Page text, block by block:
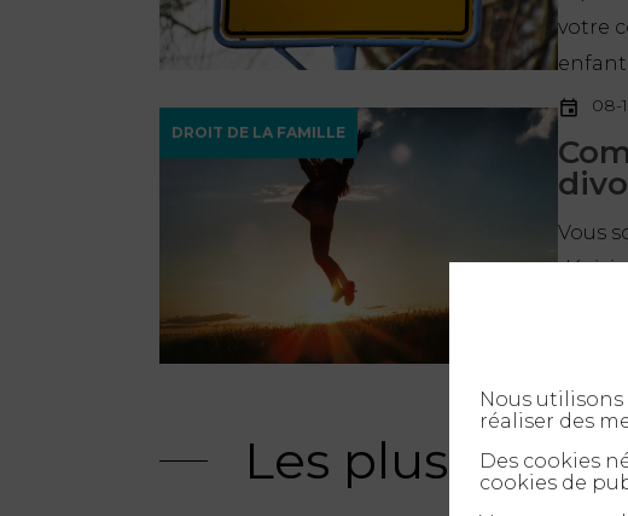
votre
DROIT DE LA FAMILLE
08-
Vous
Les plus
Nous
réaliser des
Des cookies
cookies de